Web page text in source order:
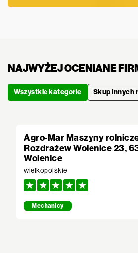
NAJWYŻEJ OCENIANE
Wszystkie kategorie Skup innych
Agro-Mar Maszyny
Rozdrażew Wolenice 23,
Wolenice
wielkopolskie
Mechanicy